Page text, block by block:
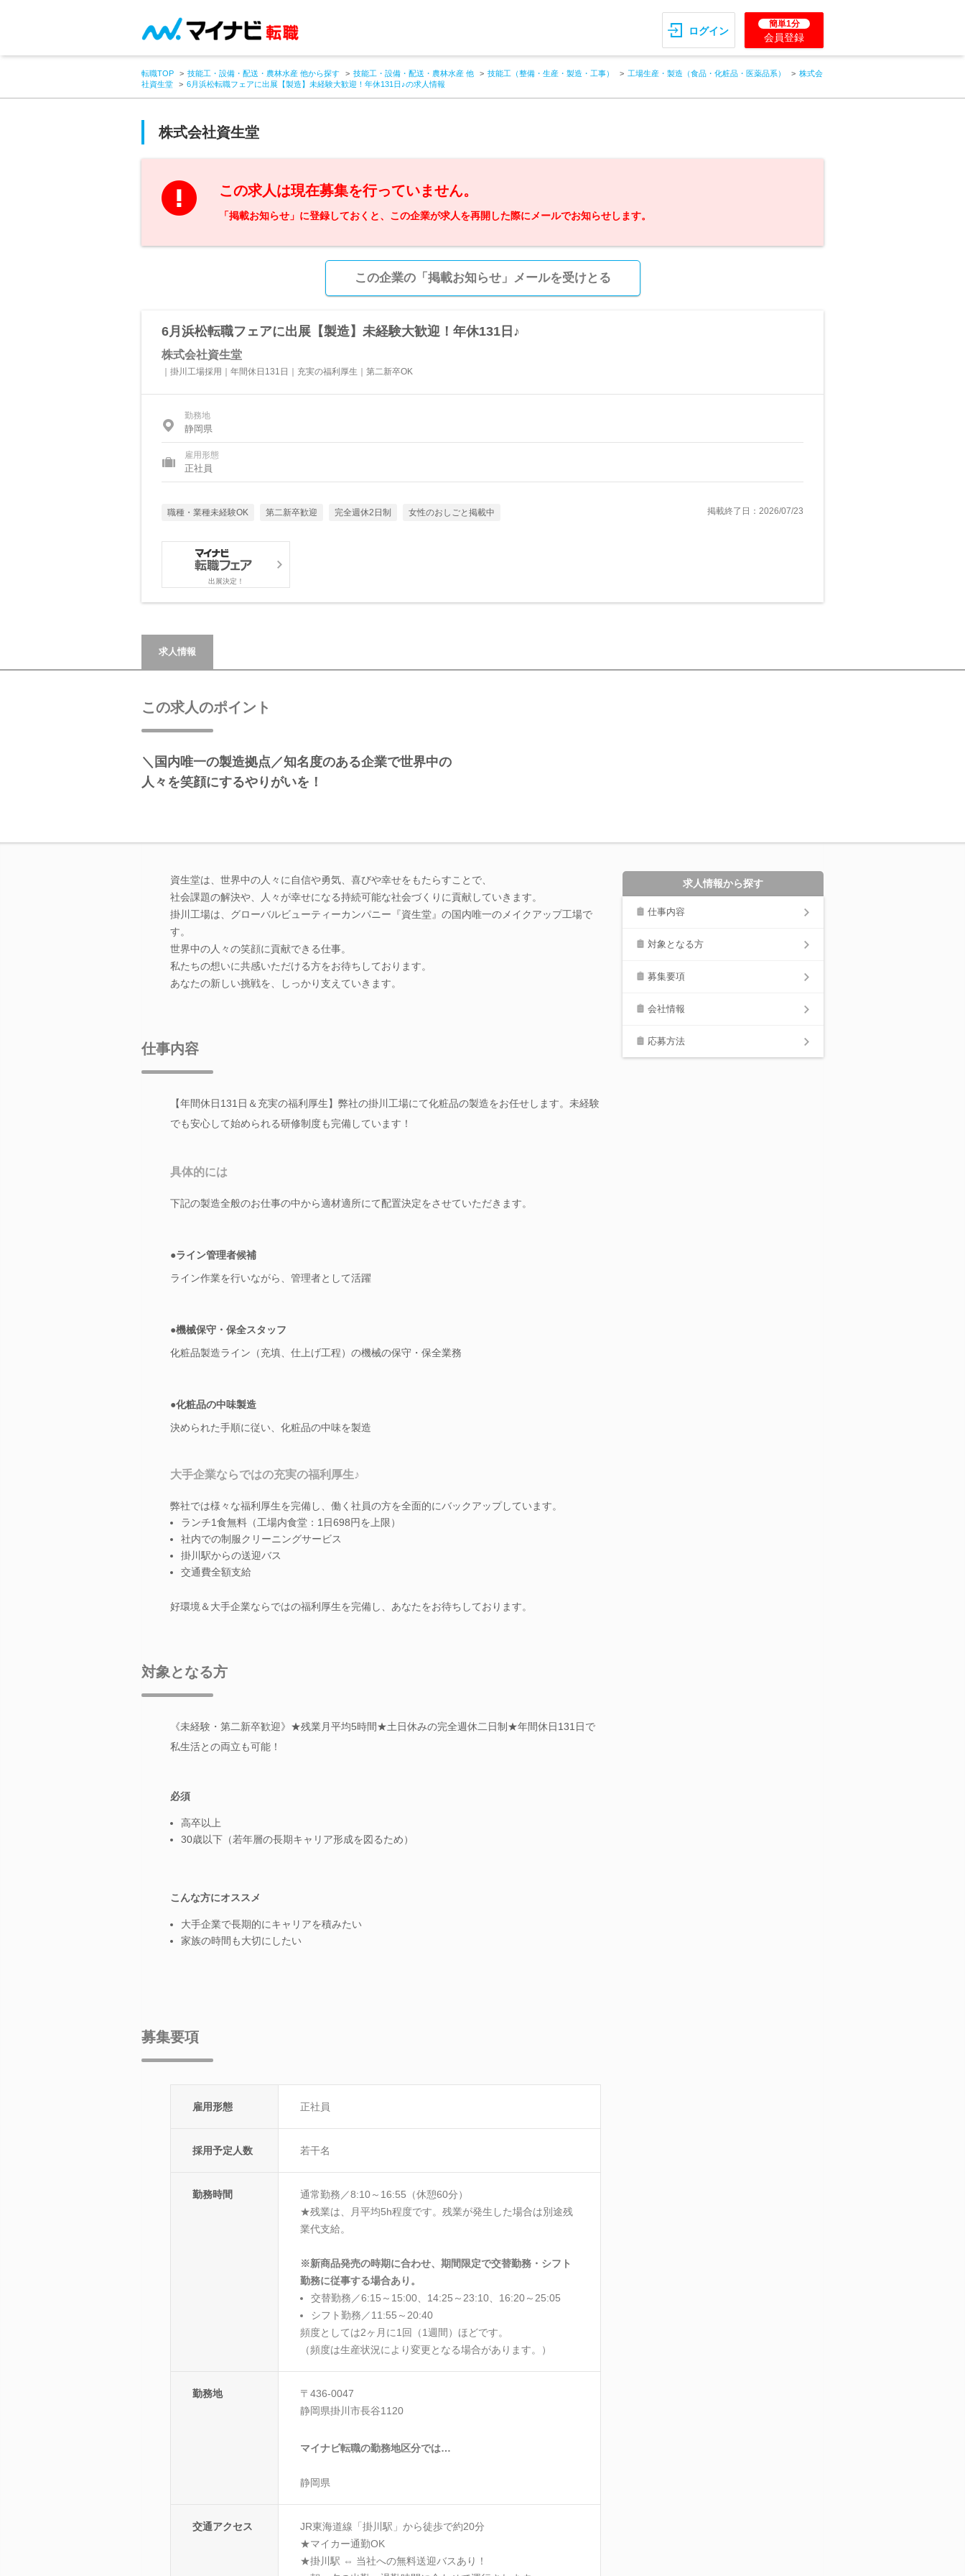
ログイン
簡単1分
会員登録
転職TOP 技能工・設備・配送・農林水産 他から探す 技能工・設備・配送・農林水産 他 技能工（整備・生産・製造・工事） 工場生産・製造（食品・化粧品・医薬品系）
株式会
社資生堂
6月浜松転職フェアに出展【製造】未経験大歓迎！年休131日♪の求人情報
株式会社資生堂
この求人は現在募集を行っていません。
「掲載お知らせ」に登録しておくと、この企業が求人を再開した際にメールでお知らせします。
この企業の「掲載お知らせ」メールを受けとる
6月浜松転職フェアに出展【製造】未経験大歓迎！年休131日♪
株式会社資生堂
｜掛川工場採用｜年間休日131日｜充実の福利厚生｜第二新卒OK
勤務地
静岡県
雇用形態
正社員
職種・業種未経験OK 第二新卒歓迎 完全週休2日制 女性のおしごと掲載中 掲載終了日：2026/07/23
出展決定！
求人情報
この求人のポイント
＼国内唯一の製造拠点／知名度のある企業で世界中の
人々を笑顔にするやりがいを！
資生堂は、世界中の人々に自信や勇気、喜びや幸せをもたらすことで、
社会課題の解決や、人々が幸せになる持続可能な社会づくりに貢献していきます。
掛川工場は、グローバルビューティーカンパニー『資生堂』の国内唯一のメイクアップ工場で
す。
世界中の人々の笑顔に貢献できる仕事。
私たちの想いに共感いただける方をお待ちしております。
あなたの新しい挑戦を、しっかり支えていきます。
仕事内容
【年間休日131日＆充実の福利厚生】弊社の掛川工場にて化粧品の製造をお任せします。未経験
でも安心して始められる研修制度も完備しています！
具体的には
下記の製造全般のお仕事の中から適材適所にて配置決定をさせていただきます。
●ライン管理者候補
ライン作業を行いながら、管理者として活躍
●機械保守・保全スタッフ
化粧品製造ライン（充填、仕上げ工程）の機械の保守・保全業務
●化粧品の中味製造
決められた手順に従い、化粧品の中味を製造
大手企業ならではの充実の福利厚生♪
弊社では様々な福利厚生を完備し、働く社員の方を全面的にバックアップしています。
ランチ1食無料（工場内食堂：1日698円を上限）
社内での制服クリーニングサービス
掛川駅からの送迎バス
交通費全額支給
好環境＆大手企業ならではの福利厚生を完備し、あなたをお待ちしております。
対象となる方
《未経験・第二新卒歓迎》★残業月平均5時間★土日休みの完全週休二日制★年間休日131日で
私生活との両立も可能！
必須
高卒以上
30歳以下（若年層の長期キャリア形成を図るため）
こんな方にオススメ
大手企業で長期的にキャリアを積みたい
家族の時間も大切にしたい
募集要項
雇用形態 正社員
採用予定人数 若干名
勤務時間
通常勤務／8:10～16:55（休憩60分）
★残業は、月平均5h程度です。残業が発生した場合は別途残
業代支給。
※新商品発売の時期に合わせ、期間限定で交替勤務・シフト
勤務に従事する場合あり。
交替勤務／6:15～15:00、14:25～23:10、16:20～25:05
シフト勤務／11:55～20:40
頻度としては2ヶ月に1回（1週間）ほどです。
（頻度は生産状況により変更となる場合があります。）
勤務地
〒436-0047
静岡県掛川市長谷1120
マイナビ転職の勤務地区分では…
静岡県
交通アクセス
JR東海道線「掛川駅」から徒歩で約20分
★マイカー通勤OK
★掛川駅 ⇔ 当社への無料送迎バスあり！
求人情報から探す
仕事内容
対象となる方
募集要項
会社情報
応募方法